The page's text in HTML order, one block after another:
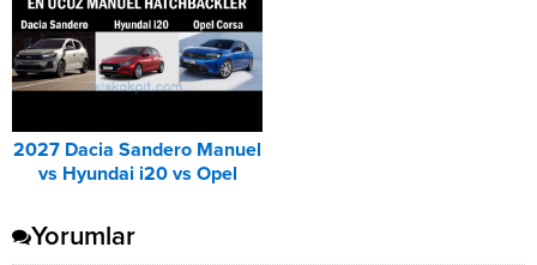
2027 Dacia Sandero Manuel
vs Hyundai i20 vs Opel
Yorumlar